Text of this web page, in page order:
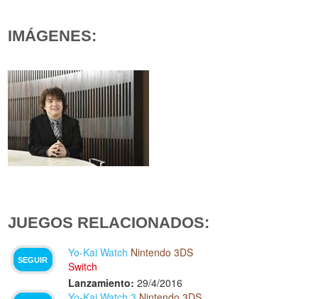
IMÁGENES:
JUEGOS RELACIONADOS:
SEGUIR
Yo-Kai Watch Nintendo 3DS
Switch
Lanzamiento: 29/4/2016